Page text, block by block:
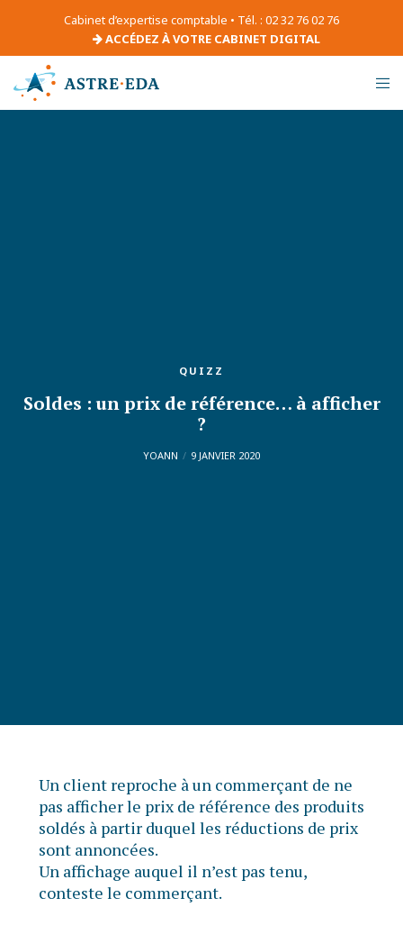
Cabinet d’expertise comptable • Tél. : 02 32 76 02 76
ACCÉDEZ À VOTRE CABINET DIGITAL
QUIZZ
Soldes : un prix de référence… à afficher
?
YOANN 9 JANVIER 2020
Un client reproche à un commerçant de ne
pas afficher le prix de référence des produits
soldés à partir duquel les réductions de prix
sont annoncées.
Un affichage auquel il n’est pas tenu,
conteste le commerçant.